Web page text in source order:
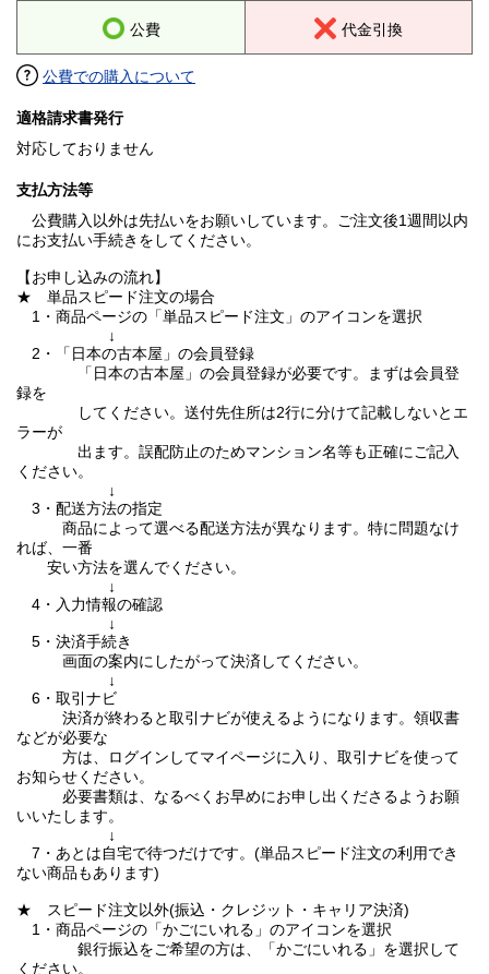
公費 代金引換
公費での購入について
適格請求書発行
対応しておりません
支払方法等
公費購入以外は先払いをお願いしています。ご注文後1週間以内
にお支払い手続きをしてください。
【お申し込みの流れ】
★ 単品スピード注文の場合
1・商品ページの「単品スピード注文」のアイコンを選択
↓
2・「日本の古本屋」の会員登録
「日本の古本屋」の会員登録が必要です。まずは会員登
録を
してください。送付先住所は2行に分けて記載しないとエ
ラーが
出ます。誤配防止のためマンション名等も正確にご記入
ください。
↓
3・配送方法の指定
商品によって選べる配送方法が異なります。特に問題なけ
れば、一番
安い方法を選んでください。
↓
4・入力情報の確認
↓
5・決済手続き
画面の案内にしたがって決済してください。
↓
6・取引ナビ
決済が終わると取引ナビが使えるようになります。領収書
などが必要な
方は、ログインしてマイページに入り、取引ナビを使って
お知らせください。
必要書類は、なるべくお早めにお申し出くださるようお願
いいたします。
↓
7・あとは自宅で待つだけです。(単品スピード注文の利用でき
ない商品もあります)
★ スピード注文以外(振込・クレジット・キャリア決済)
1・商品ページの「かごにいれる」のアイコンを選択
銀行振込をご希望の方は、「かごにいれる」を選択して
ください。